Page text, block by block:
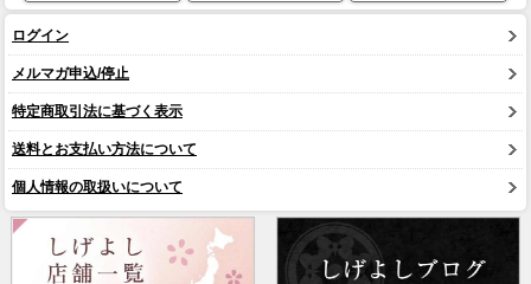
ログイン
メルマガ申込/停止
特定商取引法に基づく表示
送料とお支払い方法について
個人情報の取扱いについて